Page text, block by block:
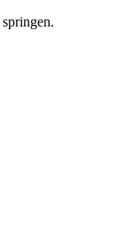
springen.